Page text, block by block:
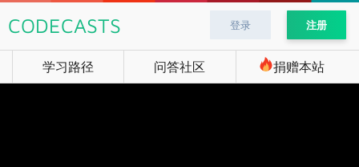
CODECASTS 登录 注册
学习路径 问答社区 捐赠本站